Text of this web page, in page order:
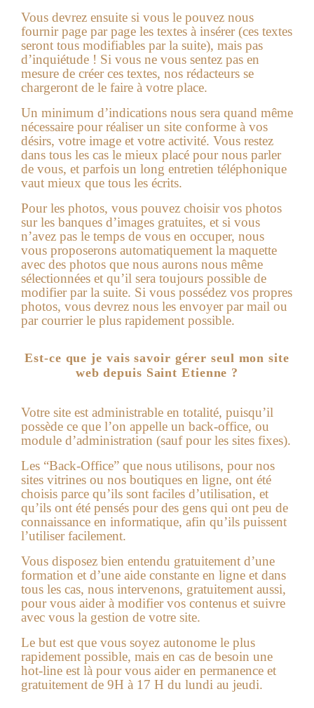
Vous devrez ensuite si vous le pouvez nous
fournir page par page les textes à insérer (ces textes
seront tous modifiables par la suite), mais pas
d’inquiétude ! Si vous ne vous sentez pas en
mesure de créer ces textes, nos rédacteurs se
chargeront de le faire à votre place.
Un minimum d’indications nous sera quand même
nécessaire pour réaliser un site conforme à vos
désirs, votre image et votre activité. Vous restez
dans tous les cas le mieux placé pour nous parler
de vous, et parfois un long entretien téléphonique
vaut mieux que tous les écrits.
Pour les photos, vous pouvez choisir vos photos
sur les banques d’images gratuites, et si vous
n’avez pas le temps de vous en occuper, nous
vous proposerons automatiquement la maquette
avec des photos que nous aurons nous même
sélectionnées et qu’il sera toujours possible de
modifier par la suite. Si vous possédez vos propres
photos, vous devrez nous les envoyer par mail ou
par courrier le plus rapidement possible.
Est-ce que je vais savoir gérer seul mon site
web depuis Saint Etienne ?
Votre site est administrable en totalité, puisqu’il
possède ce que l’on appelle un back-office, ou
module d’administration (sauf pour les sites fixes).
Les “Back-Office” que nous utilisons, pour nos
sites vitrines ou nos boutiques en ligne, ont été
choisis parce qu’ils sont faciles d’utilisation, et
qu’ils ont été pensés pour des gens qui ont peu de
connaissance en informatique, afin qu’ils puissent
l’utiliser facilement.
Vous disposez bien entendu gratuitement d’une
formation et d’une aide constante en ligne et dans
tous les cas, nous intervenons, gratuitement aussi,
pour vous aider à modifier vos contenus et suivre
avec vous la gestion de votre site.
Le but est que vous soyez autonome le plus
rapidement possible, mais en cas de besoin une
hot-line est là pour vous aider en permanence et
gratuitement de 9H à 17 H du lundi au jeudi.